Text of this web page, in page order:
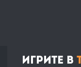
Игрите в